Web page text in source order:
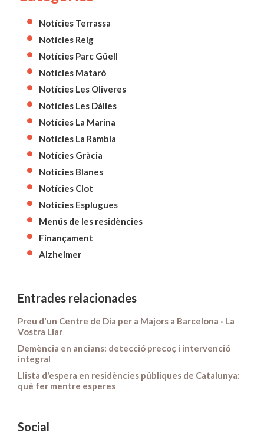
Notícies Terrassa
Notícies Reig
Notícies Parc Güell
Notícies Mataró
Notícies Les Oliveres
Notícies Les Dàlies
Notícies La Marina
Notícies La Rambla
Notícies Gràcia
Notícies Blanes
Notícies Clot
Notícies Esplugues
Menús de les residències
Finançament
Alzheimer
Entrades relacionades
Preu d'un Centre de Dia per a Majors a Barcelona · La
Vostra Llar
Demència en ancians: detecció precoç i intervenció
integral
Llista d'espera en residències públiques de Catalunya:
què fer mentre esperes
Social